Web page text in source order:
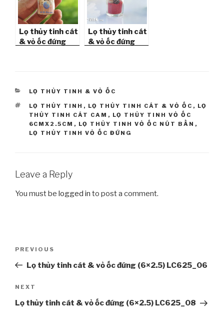
Lọ thủy tinh cát
& vỏ ốc đứng
Lọ thủy tinh cát
& vỏ ốc đứng
CATEGORIES
LỌ THỦY TINH & VỎ ỐC
TAGS
LỌ THỦY TINH , LỌ THỦY TINH CÁT & VỎ ỐC , LỌ
THỦY TINH CÁT CAM , LỌ THỦY TINH VỎ ỐC
6CMX2.5CM , LỌ THỦY TINH VỎ ỐC NÚT BẦN ,
LỌ THỦY TINH VỎ ỐC ĐỨNG
Leave a Reply
You must be logged in to post a comment.
Post
navigation
Previous
Post
PREVIOUS
Lọ thủy tinh cát & vỏ ốc đứng (6×2.5) LC625_06
Next
Post
NEXT
Lọ thủy tinh cát & vỏ ốc đứng (6×2.5) LC625_08